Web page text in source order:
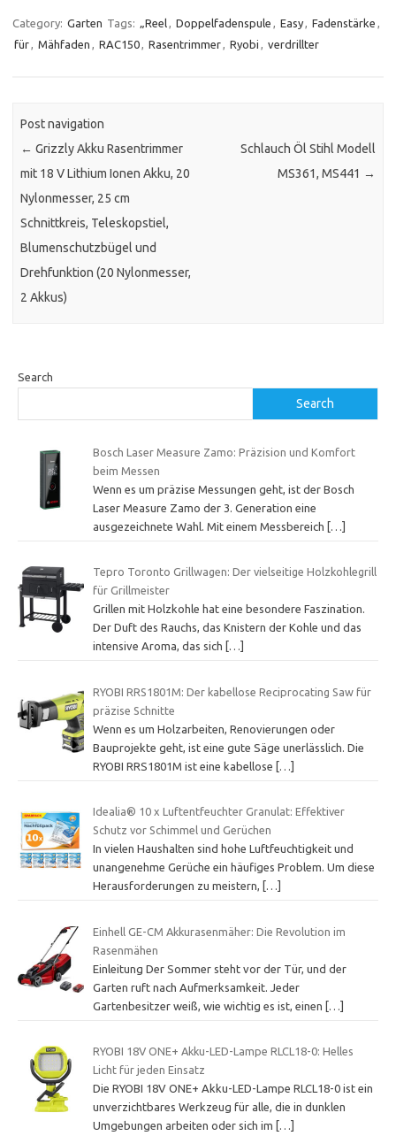
Category: Garten Tags: „Reel, Doppelfadenspule , Easy, Fadenstärke ,
für, Mähfaden , RAC150, Rasentrimmer, Ryobi , verdrillter
Post navigation
← Grizzly Akku Rasentrimmer
mit 18 V Lithium Ionen Akku, 20
Nylonmesser, 25 cm
Schnittkreis, Teleskopstiel,
Blumenschutzbügel und
Drehfunktion (20 Nylonmesser,
2 Akkus)
Schlauch Öl Stihl Modell
MS361, MS441 →
Search
Search
Bosch Laser Measure Zamo: Präzision und Komfort
beim Messen
Wenn es um präzise Messungen geht, ist der Bosch
Laser Measure Zamo der 3. Generation eine
ausgezeichnete Wahl. Mit einem Messbereich
[…]
Tepro Toronto Grillwagen: Der vielseitige Holzkohlegrill
für Grillmeister
Grillen mit Holzkohle hat eine besondere Faszination.
Der Duft des Rauchs, das Knistern der Kohle und das
intensive Aroma, das sich
[…]
RYOBI RRS1801M: Der kabellose Reciprocating Saw für
präzise Schnitte
Wenn es um Holzarbeiten, Renovierungen oder
Bauprojekte geht, ist eine gute Säge unerlässlich. Die
RYOBI RRS1801M ist eine kabellose
[…]
Idealia® 10 x Luftentfeuchter Granulat: Effektiver
Schutz vor Schimmel und Gerüchen
In vielen Haushalten sind hohe Luftfeuchtigkeit und
unangenehme Gerüche ein häufiges Problem. Um diese
Herausforderungen zu meistern,
[…]
Einhell GE-CM Akkurasenmäher: Die Revolution im
Rasenmähen
Einleitung Der Sommer steht vor der Tür, und der
Garten ruft nach Aufmerksamkeit. Jeder
Gartenbesitzer weiß, wie wichtig es ist, einen
[…]
RYOBI 18V ONE+ Akku-LED-Lampe RLCL18-0: Helles
Licht für jeden Einsatz
Die RYOBI 18V ONE+ Akku-LED-Lampe RLCL18-0 ist ein
unverzichtbares Werkzeug für alle, die in dunklen
Umgebungen arbeiten oder sich im
[…]